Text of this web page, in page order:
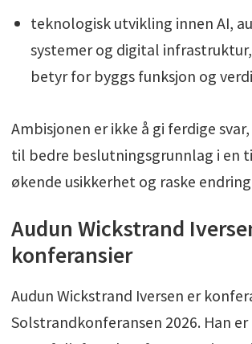
teknologisk utvikling innen AI,
systemer og digital
betyr for byggs funksjon og
Ambisjonen er ikke å gi ferdige
til bedre beslutningsgrunnlag i en
økende usikkerhet og raske
Audun Wickstrand
konferansier
Audun Wickstrand Iversen er
Solstrandkonferansen 2026. Han er